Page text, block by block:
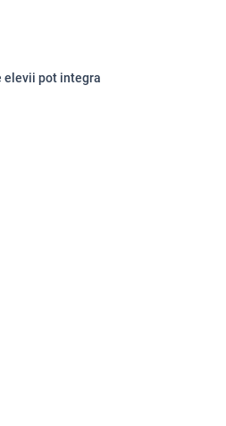
elevii pot integra